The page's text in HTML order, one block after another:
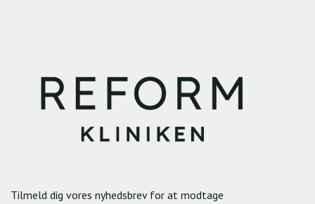
Tilmeld dig vores nyhedsbrev for at modtage